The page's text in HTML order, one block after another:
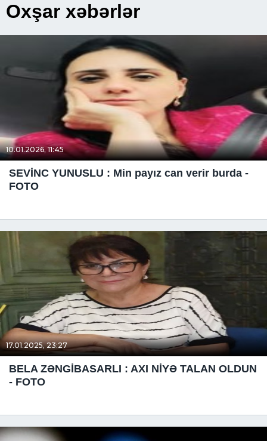
Oxşar xəbərlər
10.01.2026, 11:45
SEVİNC YUNUSLU : Min payız can verir burda -
FOTO
17.01.2025, 23:27
BELA ZƏNGİBASARLI : AXI NİYƏ TALAN OLDUN
- FOTO